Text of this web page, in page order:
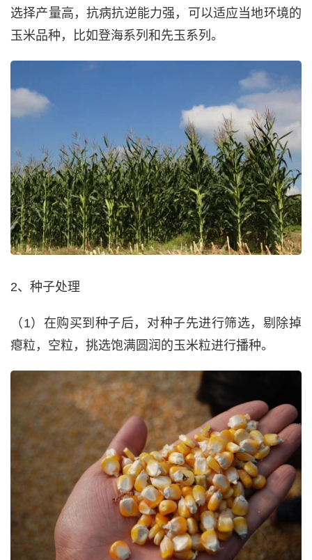
选择产量高，抗病抗逆能力强，可以适应当地环境的
玉米品种，比如登海系列和先玉系列。
2、种子处理
（1）在购买到种子后，对种子先进行筛选，剔除掉
瘪粒，空粒，挑选饱满圆润的玉米粒进行播种。